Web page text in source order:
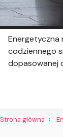
Energetyczna
codziennego
dopasowanej
Strona główna